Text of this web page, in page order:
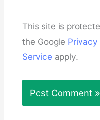
This site is
the Google Privacy
Service apply.